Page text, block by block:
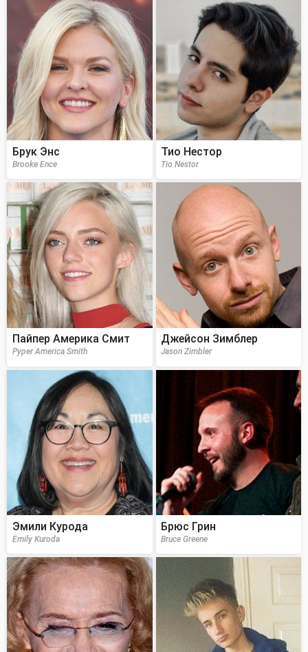
Брук Энс
Brooke Ence
Тио Нестор
Tio Nestor
Пайпер Америка Смит
Pyper America Smith
Джейсон Зимблер
Jason Zimbler
Эмили Курода
Emily Kuroda
Брюс Грин
Bruce Greene